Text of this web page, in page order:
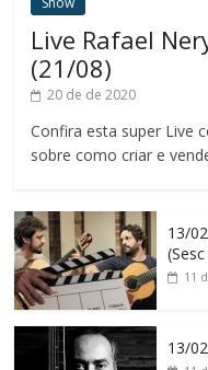
Live Rafael
(21/08)
20 de de 2020
Confira esta super Live
sobre como criar e
13/
11
13/